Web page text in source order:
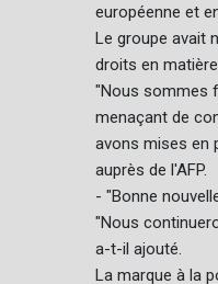
européenne et
Le groupe avait
droits en
"Nous sommes
menaçant de
avons mises en
auprès de l'AFP.
- "Bonne
"Nous
a-t-il ajouté.
La marque à la